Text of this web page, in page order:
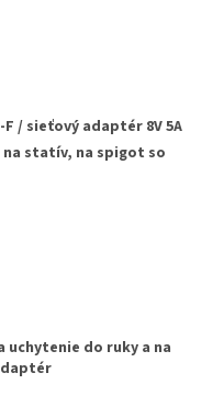
/ sieťový adaptér 8V 5A
na statív, na spigot so
uchytenie do ruky a na